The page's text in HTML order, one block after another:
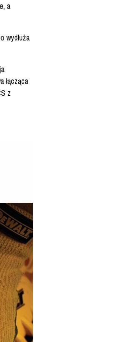
a
wydłuża
łącząca
z